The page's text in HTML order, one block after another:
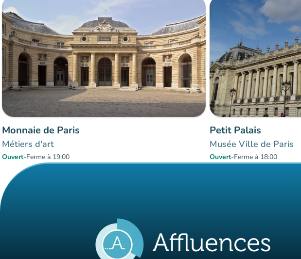
Monnaie de Paris
Métiers d'art
Ouvert-Ferme à 19:00
Petit Palais
Musée Ville de Paris
Ouvert-Ferme à 18:00
Affluence:
Fluide
Éléments 1 à 2 sur 2